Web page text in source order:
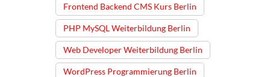
Frontend Backend CMS Kurs Berlin
PHP MySQL Weiterbildung Berlin
Web Developer Weiterbildung Berlin
WordPress Programmierung Berlin